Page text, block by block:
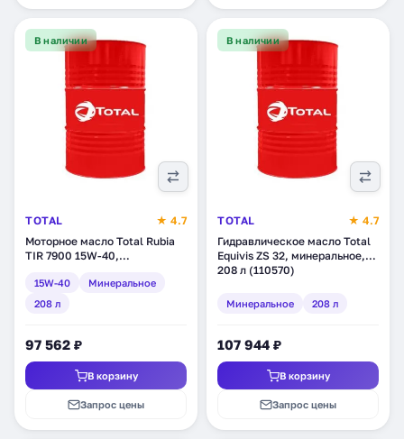
В наличии
TOTAL
★ 4.7
Моторное масло Total Rubia
TIR 7900 15W-40,
15W-40
Минеральное
208 л
97 562 ₽
В корзину
Запрос цены
В наличии
TOTAL
★ 4.7
Гидравлическое масло Total
Equivis ZS 32, минеральное,
208 л (110570)
Минеральное 208 л
107 944 ₽
В корзину
Запрос цены